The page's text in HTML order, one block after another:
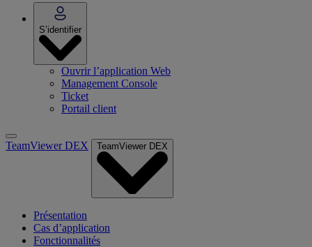
S’identifier
Ouvrir l’application Web
Management Console
Ticket
Portail client
TeamViewer DEX TeamViewer DEX
Présentation
Cas d’application
Fonctionnalités